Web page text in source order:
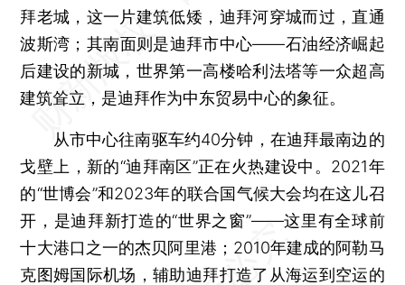
拜老城，这一片建筑低矮，迪拜河穿城而过，直通
波斯湾；其南面则是迪拜市中心——石油经济崛起
后建设的新城，世界第一高楼哈利法塔等一众超高
建筑耸立，是迪拜作为中东贸易中心的象征。
从市中心往南驱车约40分钟，在迪拜最南边的
戈壁上，新的“迪拜南区”正在火热建设中。2021年
的“世博会”和2023年的联合国气候大会均在这儿召
开，是迪拜新打造的“世界之窗”——这里有全球前
十大港口之一的杰贝阿里港；2010年建成的阿勒马
克图姆国际机场，辅助迪拜打造了从海运到空运的